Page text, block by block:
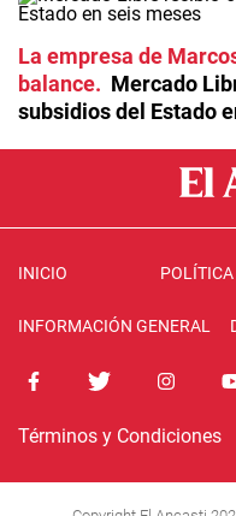
La empresa de
balance
Mercado
subsidios del Estado
INICIO
INFORMACIÓN GENERAL
Términos y Condiciones